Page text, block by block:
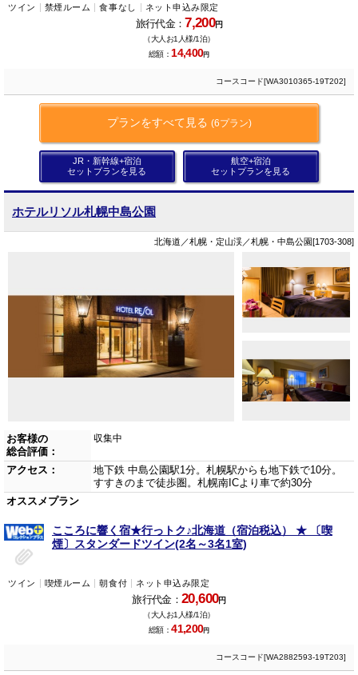
ツイン 禁煙ルーム 食事なし ネット申込み限定
旅行代金：7,200円
（大人お1人様/1泊）
総額： 14,400円
コースコード[WA3010365-19T202]
プランをすべて見る (6プラン)
JR・新幹線+宿泊
セットプランを見る
航空+宿泊
セットプランを見る
ホテルリソル札幌中島公園
北海道／札幌・定山渓／札幌・中島公園[1703-308]
お客様の
総合評価：
収集中
アクセス：
地下鉄 中島公園駅1分。札幌駅からも地下鉄で10分。
すすきのまで徒歩圏。札幌南ICより車で約30分
オススメプラン
こころに響く宿★行っトク♪北海道（宿泊税込） ★ 〔喫
煙〕スタンダードツイン(2名～3名1室)
ツイン 喫煙ルーム 朝食付 ネット申込み限定
旅行代金：20,600円
（大人お1人様/1泊）
総額：41,200円
コースコード[WA2882593-19T203]